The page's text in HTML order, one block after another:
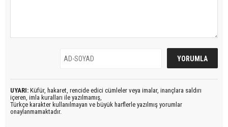
UYARI: Küfür, hakaret, rencide edici cümleler veya imalar, inançlara saldırı
içeren, imla kuralları ile yazılmamış,
Türkçe karakter kullanılmayan ve büyük harflerle yazılmış yorumlar
onaylanmamaktadır.